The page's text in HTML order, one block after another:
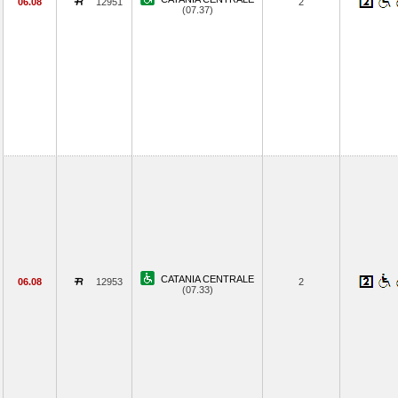
(07.37)
06.08 12953
CATANIA CENTRALE
(07.33)
2